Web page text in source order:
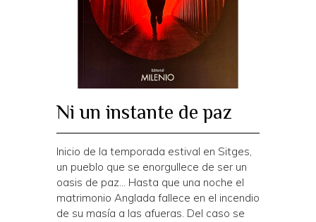
Ni un instante de paz
Inicio de la temporada estival en Sitges,
un pueblo que se enorgullece de ser un
oasis de paz… Hasta que una noche el
matrimonio Anglada fallece en el incendio
de su masía a las afueras. Del caso se